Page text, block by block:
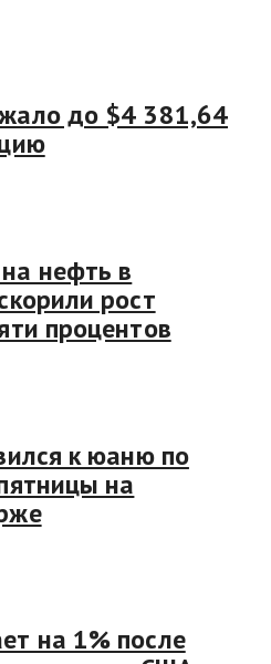
до $4 381,64
нефть в
рост
процентов
к юаню по
на
на 1% после